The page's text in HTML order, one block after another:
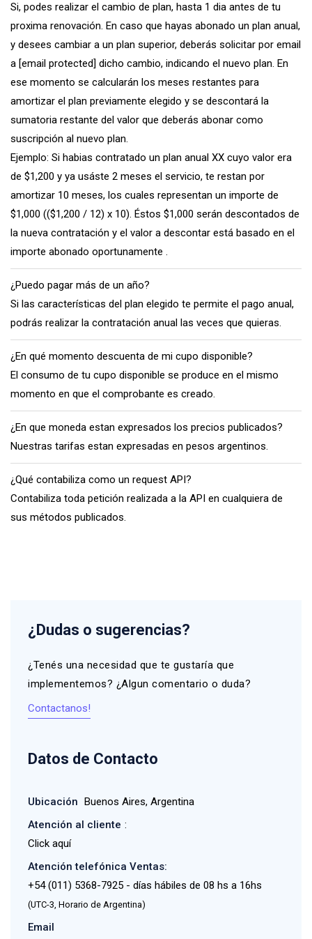
Si, podes realizar el cambio de plan, hasta 1 dia antes de tu
proxima renovación. En caso que hayas abonado un plan anual,
y desees cambiar a un plan superior, deberás solicitar por email
a [email protected] dicho cambio, indicando el nuevo plan. En
ese momento se calcularán los meses restantes para
amortizar el plan previamente elegido y se descontará la
sumatoria restante del valor que deberás abonar como
suscripción al nuevo plan.
Ejemplo: Si habias contratado un plan anual XX cuyo valor era
de $1,200 y ya usáste 2 meses el servicio, te restan por
amortizar 10 meses, los cuales representan un importe de
$1,000 (($1,200 / 12) x 10). Éstos $1,000 serán descontados de
la nueva contratación y el valor a descontar está basado en el
importe abonado oportunamente .
¿Puedo pagar más de un año?
Si las características del plan elegido te permite el pago anual,
podrás realizar la contratación anual las veces que quieras.
¿En qué momento descuenta de mi cupo disponible?
El consumo de tu cupo disponible se produce en el mismo
momento en que el comprobante es creado.
¿En que moneda estan expresados los precios publicados?
Nuestras tarifas estan expresadas en pesos argentinos.
¿Qué contabiliza como un request API?
Contabiliza toda petición realizada a la API en cualquiera de
sus métodos publicados.
¿Dudas o sugerencias?
¿Tenés una necesidad que te gustaría que
implementemos? ¿Algun comentario o duda?
Contactanos!
Datos de Contacto
Ubicación Buenos Aires, Argentina
Atención al cliente :
Click aquí
Atención telefónica Ventas:
+54 (011) 5368-7925 - días hábiles de 08 hs a 16hs
(UTC-3, Horario de Argentina)
Email